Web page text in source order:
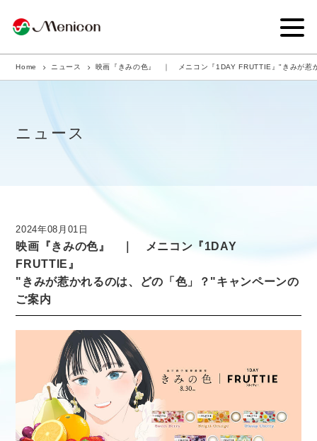
企業情報
商品サイト
ニュース
採用情報
Home ニュース 映画『きみの色』 ｜ メニコン『1DAY FRUTTIE』"きみが惹
ニュース
2024年08月01日
映画『きみの色』 ｜ メニコン『1DAY
FRUTTIE』
"きみが惹かれるのは、どの「色」？"キャンペーンの
ご案内